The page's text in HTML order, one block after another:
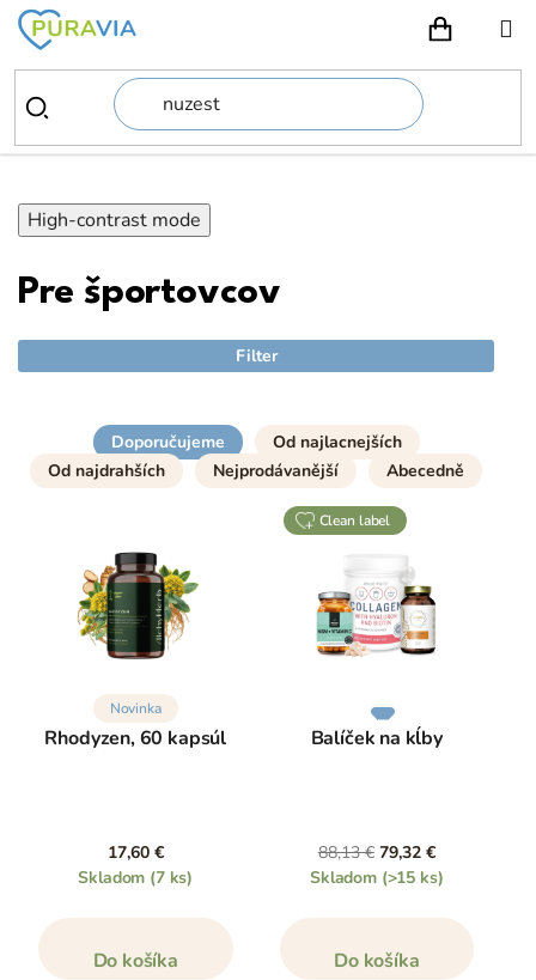
Prejsť
obsah
High-contrast mode
Pre športovcov
Filter
Doporučujeme
Od najlacnejších
Od najdrahších
Nejprodávanější Abecedně
Novinka
Rhodyzen, 60 kapsúl
17,60 €
Skladom (7 ks)
Do košíka
clean label
Balíček na kĺby
88,13 € 79,32 €
Skladom (>15 ks)
Do košíka